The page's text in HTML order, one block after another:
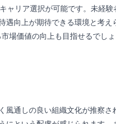
ャリア選択が可能です。未経
向上が期待できる環境と考
場価値の向上も目指せるでしょ
通しの良い組織文化が推察